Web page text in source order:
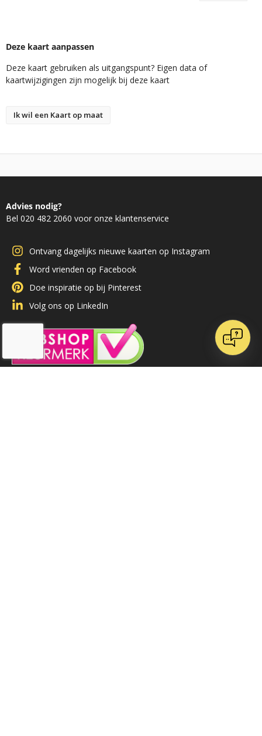
Deze kaart aanpassen
Deze kaart gebruiken als uitgangspunt? Eigen data of
kaartwijzigingen zijn mogelijk bij deze kaart
Ik wil een Kaart op maat
Advies nodig?
Bel 020 482 2060 voor onze klantenservice
Ontvang dagelijks nieuwe kaarten op Instagram
Word vrienden op Facebook
Doe inspiratie op bij Pinterest
Volg ons op LinkedIn